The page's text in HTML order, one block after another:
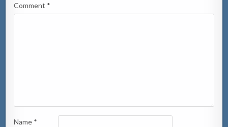
Comment *
Name *